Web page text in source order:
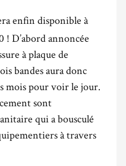
enfin disponible à
D’abord annoncée
à plaque de
bandes aura donc
mois pour voir le jour.
sont
qui a bousculé
à travers